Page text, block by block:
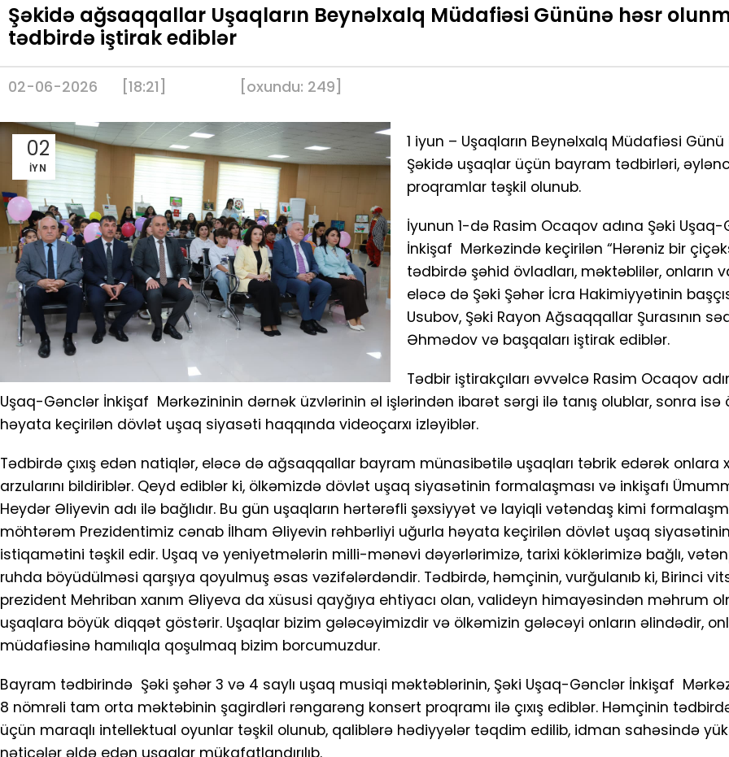
Şəkidə ağsaqqallar Uşaqların Beynəlxalq Müdafiəsi Gününə həsr
tədbirdə iştirak ediblər
02-06-2026 [18:21] [oxundu: 249]
02
İYN
1 iyun – Uşaqların Beynəlxalq Müdafiəsi
Şəkidə uşaqlar üçün bayram tədbirləri,
proqramlar təşkil olunub.
İyunun 1-də Rasim Ocaqov adına Şəki Uşaq-
İnkişaf Mərkəzində keçirilən “Hərəniz bir
tədbirdə şəhid övladları, məktəblilər, onların
eləcə də Şəki Şəhər İcra Hakimiyyətinin
Usubov, Şəki Rayon Ağsaqqallar Şurasının
Əhmədov və başqaları iştirak ediblər.
Tədbir iştirakçıları əvvəlcə Rasim Ocaqov
Uşaq-Gənclər İnkişaf Mərkəzininin dərnək üzvlərinin əl işlərindən ibarət sərgi ilə tanış olublar, sonra isə
həyata keçirilən dövlət uşaq siyasəti haqqında videoçarxı izləyiblər.
Tədbirdə çıxış edən natiqlər, eləcə də ağsaqqallar bayram münasibətilə uşaqları təbrik edərək onlara
arzularını bildiriblər. Qeyd ediblər ki, ölkəmizdə dövlət uşaq siyasətinin formalaşması və inkişafı
Heydər Əliyevin adı ilə bağlıdır. Bu gün uşaqların hərtərəfli şəxsiyyət və layiqli vətəndaş kimi
möhtərəm Prezidentimiz cənab İlham Əliyevin rəhbərliyi uğurla həyata keçirilən dövlət uşaq siyasətinin
istiqamətini təşkil edir. Uşaq və yeniyetmələrin milli-mənəvi dəyərlərimizə, tarixi köklərimizə bağlı,
ruhda böyüdülməsi qarşıya qoyulmuş əsas vəzifələrdəndir. Tədbirdə, həmçinin, vurğulanıb ki, Birinci
prezident Mehriban xanım Əliyeva da xüsusi qayğıya ehtiyacı olan, valideyn himayəsindən məhrum
uşaqlara böyük diqqət göstərir. Uşaqlar bizim gələcəyimizdir və ölkəmizin gələcəyi onların əlindədir,
müdafiəsinə hamılıqla qoşulmaq bizim borcumuzdur.
Bayram tədbirində Şəki şəhər 3 və 4 saylı uşaq musiqi məktəblərinin, Şəki Uşaq-Gənclər İnkişaf
8 nömrəli tam orta məktəbinin şagirdləri rəngarəng konsert proqramı ilə çıxış ediblər. Həmçinin
üçün maraqlı intellektual oyunlar təşkil olunub, qaliblərə hədiyyələr təqdim edilib, idman sahəsində
nəticələr əldə edən uşaqlar mükafatlandırılıb.